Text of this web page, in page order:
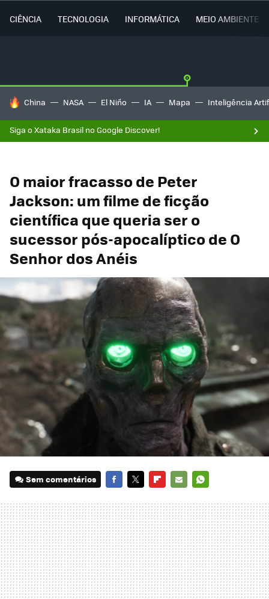
CIÊNCIA TECNOLOGIA INFORMÁTICA MEIO AMBIENTE
TENDÊNCIAS DO DIA
China NASA El Niño IA Mapa Inteligência
Siga o Xataka Brasil no Google Discover!
O maior fracasso de Peter
Jackson: um filme de ficção
científica que queria ser o
sucessor pós-apocalíptico de O
Senhor dos Anéis
Sem comentários
MAIL